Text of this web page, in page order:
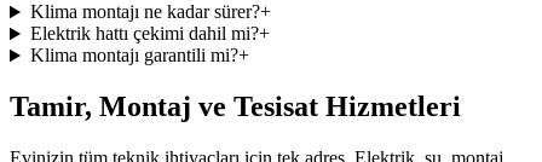
Klima montajı ne kadar sürer?+
Elektrik hattı çekimi dahil mi?+
Klima montajı garantili mi?+
Tamir, Montaj ve Tesisat Hizmetleri
Evinizin tüm teknik ihtiyaçları için tek adres. Elektrik, su, montaj